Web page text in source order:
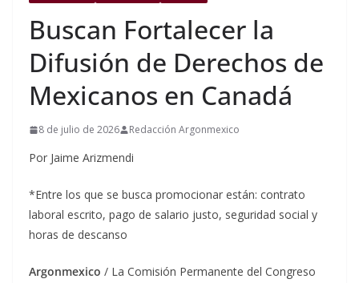
Buscan Fortalecer la
Difusión de Derechos de
Mexicanos en Canadá
8 de julio de 2026 Redacción Argonmexico
Por Jaime Arizmendi
*Entre los que se busca promocionar están: contrato
laboral escrito, pago de salario justo, seguridad social y
horas de descanso
Argonmexico / La Comisión Permanente del Congreso